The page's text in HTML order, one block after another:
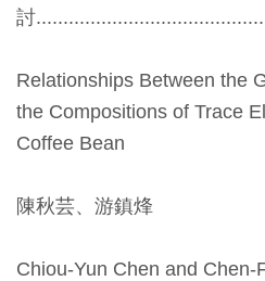
訊
全
宣
告
料
討
Relationships Between the
the Compositions of Trace
Coffee Bean
陳秋芸、游鎮烽
Chiou-Yun Chen and Chen-